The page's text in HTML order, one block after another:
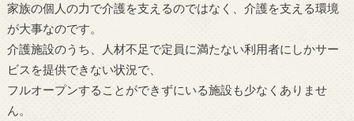
家族の個人の力で介護を支えるのではなく、介護を支える環境
が大事なのです。
介護施設のうち、人材不足で定員に満たない利用者にしかサー
ビスを提供できない状況で、
フルオープンすることができずにいる施設も少なくありませ
ん。